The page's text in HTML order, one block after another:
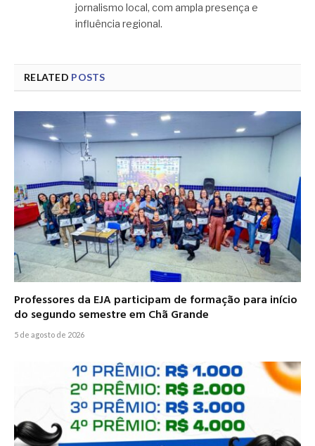
jornalismo local, com ampla presença e
influência regional.
RELATED POSTS
Professores da EJA participam de formação para início
do segundo semestre em Chã Grande
5 de agosto de 2026